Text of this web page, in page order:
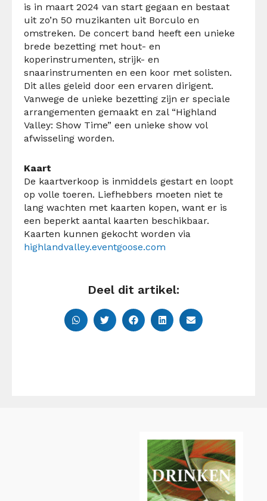
is in maart 2024 van start gegaan en bestaat
uit zo’n 50 muzikanten uit Borculo en
omstreken. De concert band heeft een unieke
brede bezetting met hout- en
koperinstrumenten, strijk- en
snaarinstrumenten en een koor met solisten.
Dit alles geleid door een ervaren dirigent.
Vanwege de unieke bezetting zijn er speciale
arrangementen gemaakt en zal “Highland
Valley: Show Time” een unieke show vol
afwisseling worden.
Kaart
De kaartverkoop is inmiddels gestart en loopt
op volle toeren. Liefhebbers moeten niet te
lang wachten met kaarten kopen, want er is
een beperkt aantal kaarten beschikbaar.
Kaarten kunnen gekocht worden via
highlandvalley.eventgoose.com
Deel dit artikel: